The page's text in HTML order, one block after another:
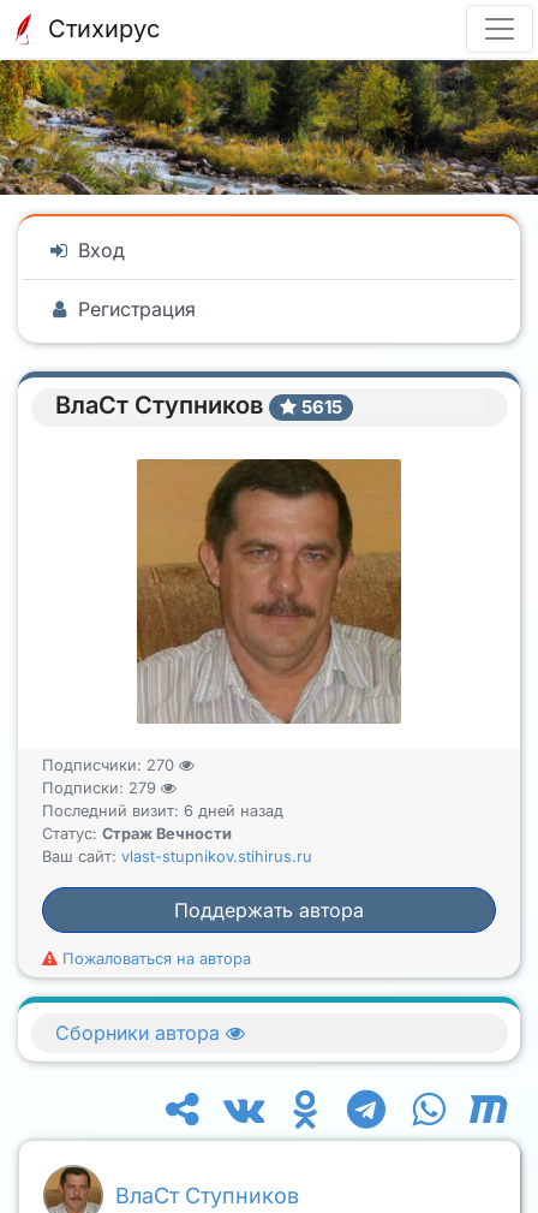
Стихирус
Вход
Регистрация
ВлаСт Ступников 5615
Подписчики: 270
Подписки: 279
Последний визит: 6 дней назад
Статус: Страж Вечности
Ваш сайт: vlast-stupnikov.stihirus.ru
Поддержать автора
Пожаловаться на автора
ВлаСт Ступников
Сборники автора